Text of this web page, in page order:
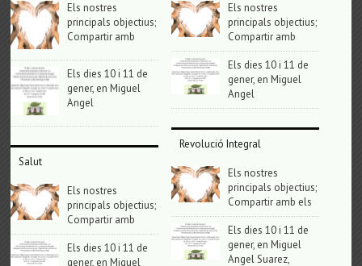
Els nostres
principals objectius;
Compartir amb
Els dies 10 i 11 de
gener, en Miguel
Angel
Salut
Els nostres
principals objectius;
Compartir amb
Els dies 10 i 11 de
gener, en Miguel
Els nostres
principals objectius;
Compartir amb
Els dies 10 i 11 de
gener, en Miguel
Angel
Revolució Integral
Els nostres
principals objectius;
Compartir amb els
Els dies 10 i 11 de
gener, en Miguel
Angel Suarez,